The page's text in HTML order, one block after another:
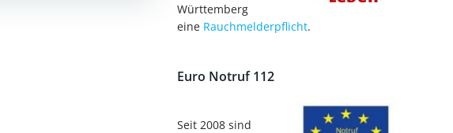
Württemberg
eine Rauchmelderpflicht.
Euro Notruf 112
Seit 2008 sind